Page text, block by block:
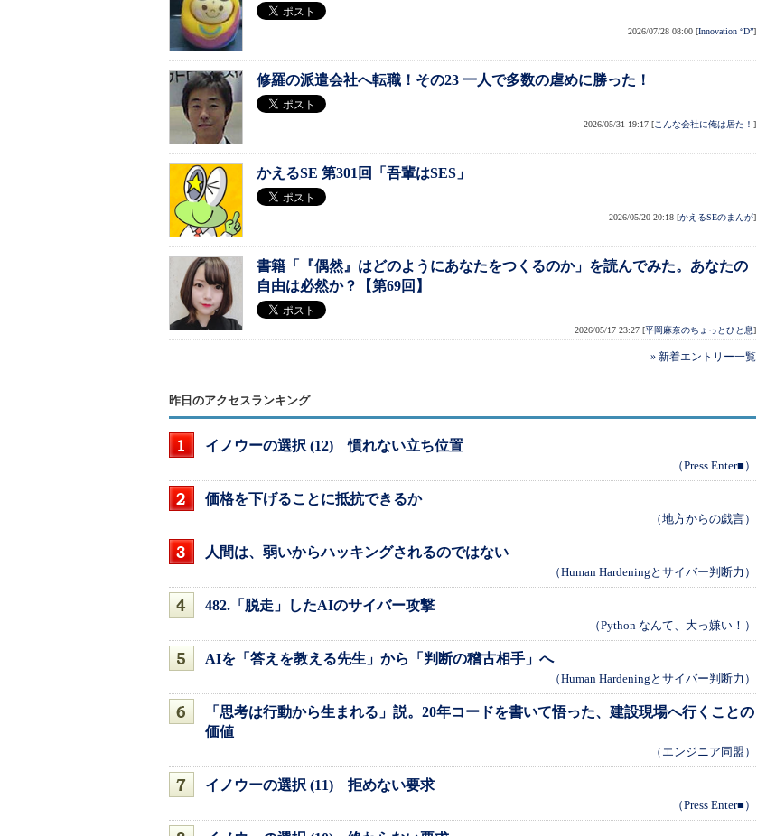
2026/07/28 08:00 [Innovation “D”]
修羅の派遣会社へ転職！その23 一人で多数の虐めに勝った！
2026/05/31 19:17 [こんな会社に俺は居た！ ]
かえるSE 第301回「吾輩はSES」
2026/05/20 20:18 [かえるSEのまんが]
書籍「『偶然』はどのようにあなたをつくるのか」を読んでみた。あなたの
自由は必然か？【第69回】
2026/05/17 23:27 [平岡麻奈のちょっとひと息]
» 新着エントリー一覧
昨日のアクセスランキング
イノウーの選択 (12) 慣れない立ち位置
（Press Enter■）
価格を下げることに抵抗できるか
（地方からの戯言）
人間は、弱いからハッキングされるのではない
（Human Hardeningとサイバー判断力）
482.「脱走」したAIのサイバー攻撃
（Python なんて、大っ嫌い！）
AIを「答えを教える先生」から「判断の稽古相手」へ
（Human Hardeningとサイバー判断力）
「思考は行動から生まれる」説。20年コードを書いて悟った、建設現場へ行くことの
価値
（エンジニア同盟）
イノウーの選択 (11) 拒めない要求
（Press Enter■）